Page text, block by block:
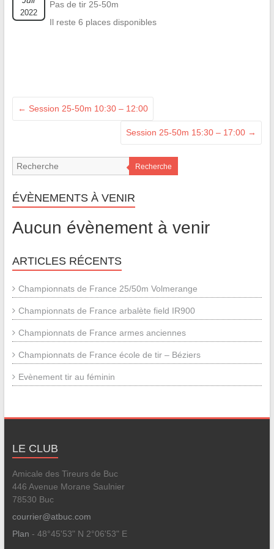
2022
Pas de tir 25-50m
Il reste 6 places disponibles
← Session 25-50m 10:30 – 12:00
Session 25-50m 15:30 – 17:00 →
Recherche
ÉVÈNEMENTS À VENIR
Aucun évènement à venir
ARTICLES RÉCENTS
Championnats de France 25/50m Volmerange
Championnats de France arbalète field IR900
Championnats de France armes anciennes
Championnats de France école de tir – Béziers
Evènement tir au féminin
LE CLUB
Amicale des Tireurs de Buc
446 Avenue Morane Saulnier
78530 Buc
courrier@atbuc.com
Plan - 48°45'53" N 2°06'53" E